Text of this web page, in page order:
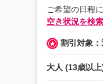
ご希望の日程
空き状況を検
割引対象
大人 (13歳以上